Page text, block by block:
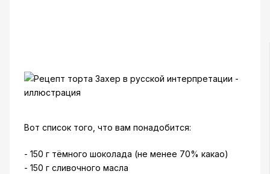
Вот список того, что вам понадобится:
- 150 г тёмного шоколада (не менее 70% какао)
- 150 г сливочного масла